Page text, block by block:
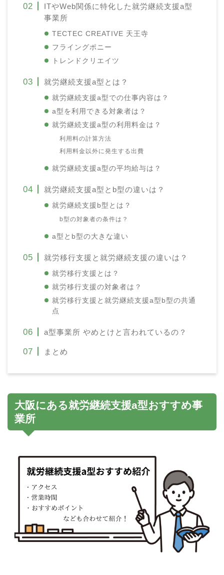
ITやWeb関係に特化した就労継続支援a型
事業所
TECTEC CREATIVE 天王寺
フライングポニー
トレンドクリエイツ
就労継続支援a型とは？
就労継続支援a型での仕事内容は？
a型を利用できる対象者は？
就労継続支援a型の利用料金は？
利用料の計算方法
利用料金以外に発生する出費
就労継続支援a型の平均給与は？
就労継続支援a型とb型の違いは？
就労継続支援b型とは？
b型の対象者の条件は？
a型とb型の大きな違い
就労移行支援と就労継続支援の違いは？
就労移行支援とは？
就労移行支援の対象者は？
就労移行支援と就労継続支援a型b型の共通
点
a型事業所 やめとけと言われているの？
まとめ
大阪にある就労継続支援a型おすすめ事
業所